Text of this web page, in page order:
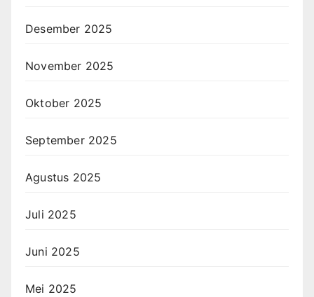
Desember 2025
November 2025
Oktober 2025
September 2025
Agustus 2025
Juli 2025
Juni 2025
Mei 2025